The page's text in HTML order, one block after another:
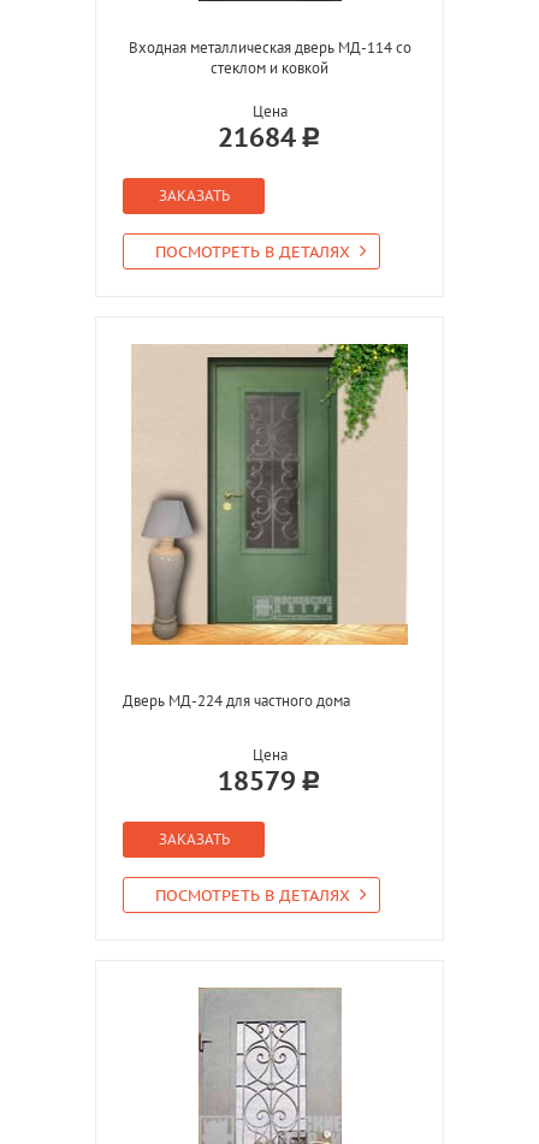
Входная металлическая дверь МД-114 со
стеклом и ковкой
Цена
21684
ЗАКАЗАТЬ
ПОСМОТРЕТЬ В ДЕТАЛЯХ
Дверь МД-224 для частного дома
Цена
18579
ЗАКАЗАТЬ
ПОСМОТРЕТЬ В ДЕТАЛЯХ